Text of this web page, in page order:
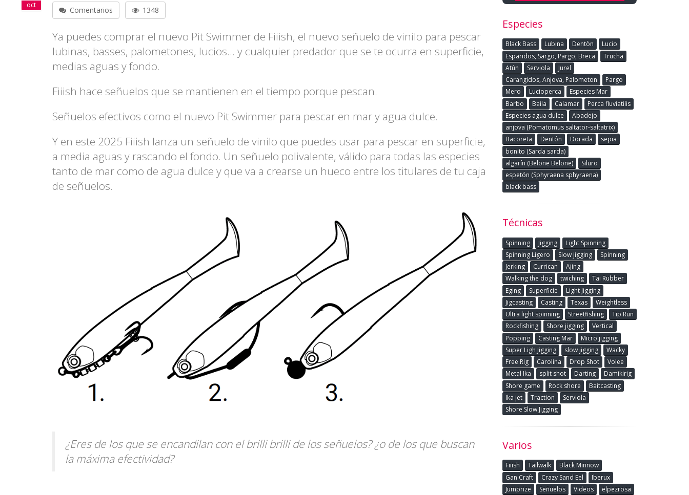
oct
Comentarios 1348
Ya puedes comprar el nuevo Pit Swimmer de Fiiish, el nuevo señuelo de vinilo para pescar
lubinas, basses, palometones, lucios... y cualquier predador que se te ocurra en superficie,
medias aguas y fondo.
Fiiish hace señuelos que se mantienen en el tiempo porque pescan.
Señuelos efectivos como el nuevo Pit Swimmer para pescar en mar y agua dulce.
Y en este 2025 Fiiish lanza un señuelo de vinilo que puedes usar para pescar en superficie,
a media aguas y rascando el fondo. Un señuelo polivalente, válido para todas las especies
tanto de mar como de agua dulce y que va a crearse un hueco entre los titulares de tu caja
de señuelos.
¿Eres de los que se encandilan con el brilli brilli de los señuelos? ¿o de los que buscan
la máxima efectividad?
Especies
Black Bass Lubina Dentòn
Lucio
Esparidos, Sargo, Pargo, Breca
Trucha
Atún
Serviola
Jurel
Carangidos, Anjova, Palometon
Pargo
Mero
Lucioperca
Especies Mar
Barbo
Baila Calamar
Perca fluviatilis
Especies agua dulce
Abadejo
anjova (Pomatomus saltator-saltatrix)
Bacoreta
Dentón Dorada
sepia
bonito (Sarda sarda)
algarín (Belone Belone)
Siluro
espetón (Sphyraena sphyraena)
black bass
Técnicas
Spinning Jigging
Light Spinning
Spinning Ligero
Slow jigging
Spinning
Jerking
Currican
Ajing
Walking the dog
twiching
Tai Rubber
Eging
Superficie
Light Jigging
Jigcasting
Casting Texas
Weightless
Ultra light spinning
Streetfishing
Tip Run
Rockfishing
Shore jigging
Vertical
Popping
Casting Mar
Micro jigging
Super Ligh Jigging
slow jigging
Wacky
Free Rig
Carolina Drop Shot
Volee
Metal Ika
split shot Darting
Damikirig
Shore game
Rock shore
Baitcasting
Ika jet
Traction
Serviola
Shore Slow Jigging
Varios
Fiiish Tailwalk
Black Minnow
Gan Craft
Crazy Sand Eel
Iberux
Jumprize
Señuelos Videos
elpezrosa